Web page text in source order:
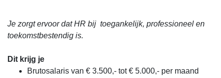
Je zorgt ervoor dat HR bij toegankelijk, professioneel en
toekomstbestendig is.
Dit krijg je
Brutosalaris van € 3.500,- tot € 5.000,- per maand